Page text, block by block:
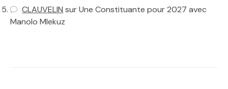
CLAUVELIN surUne Constituante pour 2027 avec
Manolo Mlekuz